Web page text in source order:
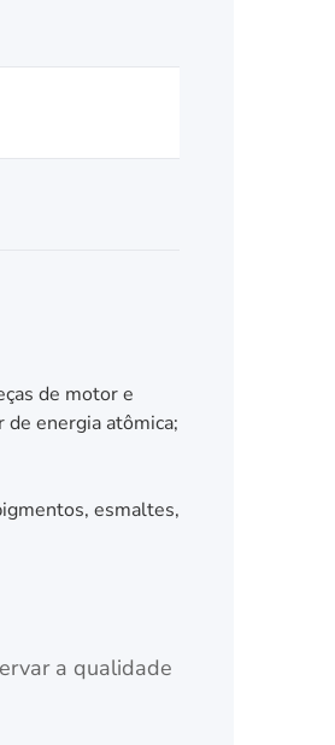
de motor e
energia atômica;
esmaltes,
a qualidade